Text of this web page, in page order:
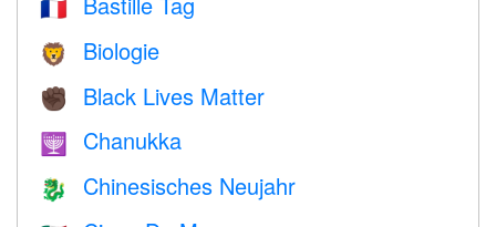
🇫🇷
🦁 Biologie
✊🏿 Black Lives Matter
🕎 Chanukka
🐉 Chinesisches Neujahr